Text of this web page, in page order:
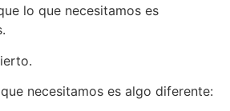
lo que necesitamos es
necesitamos es algo diferente: